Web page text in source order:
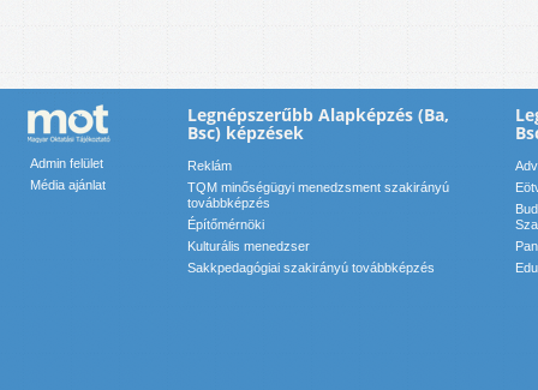
Admin felület
Média ajánlat
Legnépszerűbb Alapképzés (Ba,
Bsc) képzések
Reklám
TQM minőségügyi menedzsment szakirányú
továbbképzés
Építőmérnöki
Kulturális menedzser
Sakkpedagógiai szakirányú továbbképzés